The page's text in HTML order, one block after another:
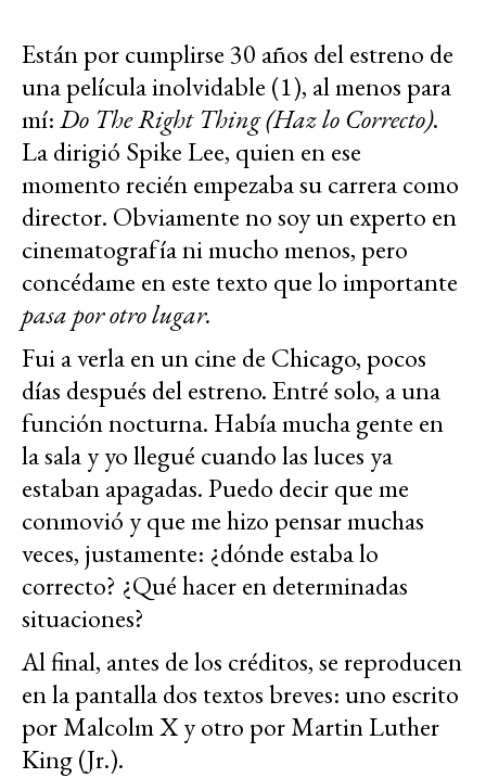
Están por cumplirse 30 años del estreno de
una película inolvidable (1), al menos para
mí:Do The Right Thing (Haz lo Correcto).
La dirigió Spike Lee, quien en ese
momento recién empezaba su carrera como
director. Obviamente no soy un experto en
cinematografía ni mucho menos, pero
concédame en este texto que lo importante
pasa por otro lugar.
Fui a verla en un cine de Chicago, pocos
días después del estreno. Entré solo, a una
función nocturna. Había mucha gente en
la sala y yo llegué cuando las luces ya
estaban apagadas. Puedo decir que me
conmovió y que me hizo pensar muchas
veces, justamente: ¿dónde estaba lo
correcto? ¿Qué hacer en determinadas
situaciones?
Al final, antes de los créditos, se reproducen
en la pantalla dos textos breves: uno escrito
por Malcolm X y otro por Martin Luther
King (Jr.).